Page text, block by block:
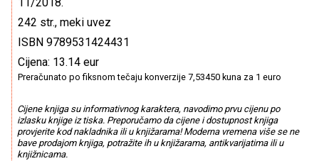
242 str., meki uvez
ISBN 9789531424431
Cijena: 13.14 eur
Preračunato po fiksnom tečaju konverzije 7,53450 kuna za 1 euro
Cijene knjiga su informativnog karaktera, navodimo prvu cijenu po
izlasku knjige iz tiska. Preporučamo da cijene i dostupnost knjiga
provjerite kod nakladnika ili u knjižarama! Moderna vremena više se ne
bave prodajom knjiga, potražite ih u knjižarama, antikvarijatima ili u
knjižnicama.